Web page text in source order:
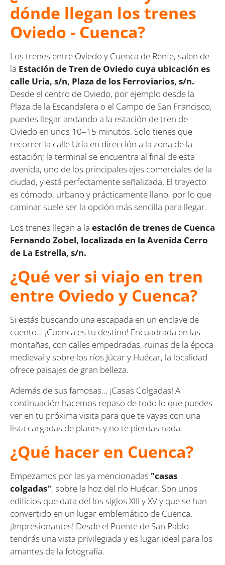
dónde llegan los trenes
Oviedo - Cuenca?
Los trenes entre Oviedo y Cuenca de Renfe, salen de
la Estación de Tren de Oviedo cuya ubicación es
calle Uria, s/n, Plaza de los Ferroviarios, s/n.
Desde el centro de Oviedo, por ejemplo desde la
Plaza de la Escandalera o el Campo de San Francisco,
puedes llegar andando a la estación de tren de
Oviedo en unos 10–15 minutos. Solo tienes que
recorrer la calle Uría en dirección a la zona de la
estación; la terminal se encuentra al final de esta
avenida, uno de los principales ejes comerciales de la
ciudad, y está perfectamente señalizada. El trayecto
es cómodo, urbano y prácticamente llano, por lo que
caminar suele ser la opción más sencilla para llegar.
Los trenes llegan a la estación de trenes de Cuenca
Fernando Zobel, localizada en la Avenida Cerro
de La Estrella, s/n.
¿Qué ver si viajo en tren
entre Oviedo y Cuenca?
Si estás buscando una escapada en un enclave de
cuento... ¡Cuenca es tu destino! Encuadrada en las
montañas, con calles empedradas, ruinas de la época
medieval y sobre los ríos Júcar y Huécar, la localidad
ofrece paisajes de gran belleza.
Además de sus famosas... ¡Casas Colgadas! A
continuación hacemos repaso de todo lo que puedes
ver en tu próxima visita para que te vayas con una
lista cargadas de planes y no te pierdas nada.
¿Qué hacer en Cuenca?
Empezamos por las ya mencionadas "casas
colgadas", sobre la hoz del río Huécar. Son unos
edificios que data del los siglos XIII y XV y que se han
convertido en un lugar emblemático de Cuenca.
¡Impresionantes! Desde el Puente de San Pablo
tendrás una vista privilegiada y es lugar ideal para los
amantes de la fotografía.